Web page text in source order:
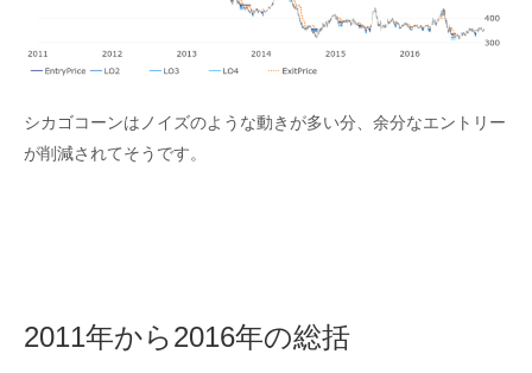
シカゴコーンはノイズのような動きが多い分、余分なエントリー
が削減されてそうです。
2011年から2016年の総括